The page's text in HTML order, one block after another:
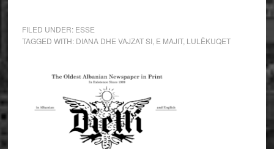
FILED UNDER: ESSE
TAGGED WITH: DIANA DHE VAJZAT SI, E MAJIT, LULËKUQET